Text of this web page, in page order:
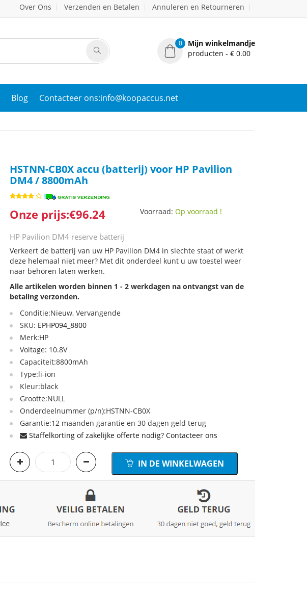
Over Ons Verzenden en Betalen Annuleren en Retourneren
0
Mijn winkelmandje
producten - € 0.00
Blog Contacteer ons:info@koopaccus.net
HSTNN-CB0X accu (batterij) voor HP Pavilion
DM4 / 8800mAh
Onze prijs:€96.24 Voorraad:Op voorraad !
HP Pavilion DM4 reserve batterij
Verkeert de batterij van uw HP Pavilion DM4 in slechte staat of werkt
deze helemaal niet meer? Met dit onderdeel kunt u uw toestel weer
naar behoren laten werken.
Alle artikelen worden binnen 1 - 2 werkdagen na ontvangst van de
betaling verzonden.
Conditie:Nieuw, Vervangende
SKU: EPHP094_8800
Merk:HP
Voltage: 10.8V
Capaciteit:8800mAh
Type:li-ion
Kleur:black
Grootte:NULL
Onderdeelnummer (p/n):HSTNN-CB0X
Garantie:12 maanden garantie en 30 dagen geld terug
Staffelkorting of zakelijke offerte nodig? Contacteer ons
IN DE WINKELWAGEN